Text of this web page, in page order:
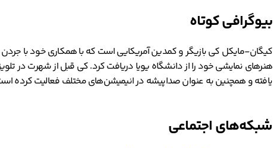
بیوگرافی کوتاه
کیگان-مایکل کی بازیگر و کمدین آمریکایی است که با همکاری خود با جردن
هنرهای نمایشی خود را از دانشگاه یویا دریافت کرد. کی قبل از شهرت در
یافته و همچنین به عنوان صداپیشه در انیمیشن‌های مختلف فعالیت کرده
شبکه‌های اجتماعی